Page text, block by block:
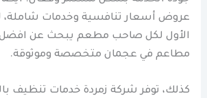
عروض أسعار تنافسية وخدمات شاملة،
الأول لكل صاحب مطعم يبحث عن
مطاعم في عجمان متخصصة وموثوقة.
كذلك، توفر شركة زمردة خدمات تنظيف